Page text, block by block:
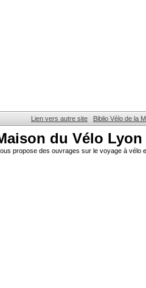
Lien vers autre site Biblio Vélo de la
du Vélo Lyon
propose des ouvrages sur le voyage à